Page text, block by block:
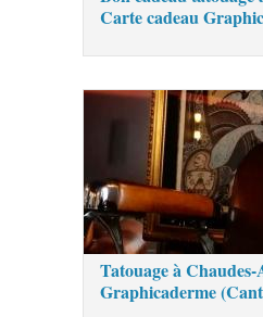
Carte cadeau
Tatouage à
Graphicaderme